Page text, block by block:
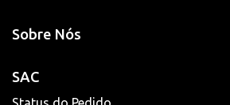
Sobre Nós
SAC